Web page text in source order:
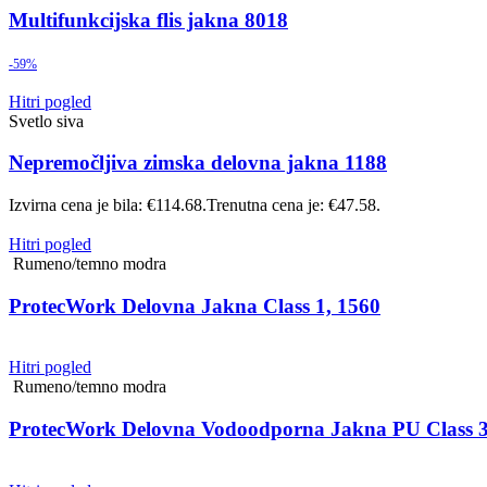
Multifunkcijska flis jakna 8018
-59%
Hitri pogled
Svetlo siva
Nepremočljiva zimska delovna jakna 1188
Izvirna cena je bila: €114.68.Trenutna cena je: €47.58.
Hitri pogled
Rumeno/temno modra
ProtecWork Delovna Jakna Class 1, 1560
Hitri pogled
Rumeno/temno modra
ProtecWork Delovna Vodoodporna Jakna PU Class